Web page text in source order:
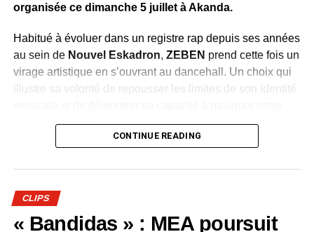
organisée ce dimanche 5 juillet à Akanda.
Habitué à évoluer dans un registre rap depuis ses années
au sein de Nouvel Eskadron, ZEBEN prend cette fois un
virage artistique en s’ouvrant au dancehall. Un choix qui
illustre sa volonté de repousser les limites de son identité
plusieurs univers.
Bombarder »accompagne cette évolution avec une
Chorégraphies dynamiques, danseuses et ambiance
festive renforcent le caractère entraînant du morceau et
CONTINUE READING
CLIPS
« Bandidas » : MEA poursuit